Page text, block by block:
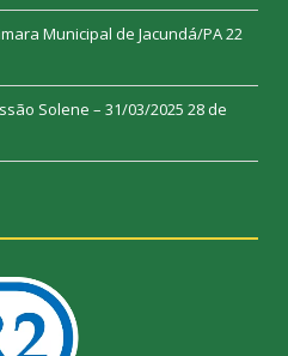
Municipal de Jacundá/PA22
Solene – 31/03/2025 28 de